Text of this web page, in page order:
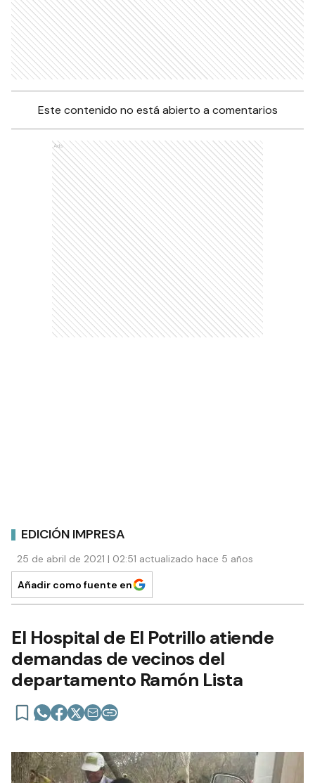
Este contenido no está abierto a comentarios
Ads
EDICIÓN IMPRESA
25 de abril de 2021 | 02:51 actualizado hace 5 años
Añadir como fuente en
El Hospital de El Potrillo atiende
demandas de vecinos del
departamento Ramón Lista